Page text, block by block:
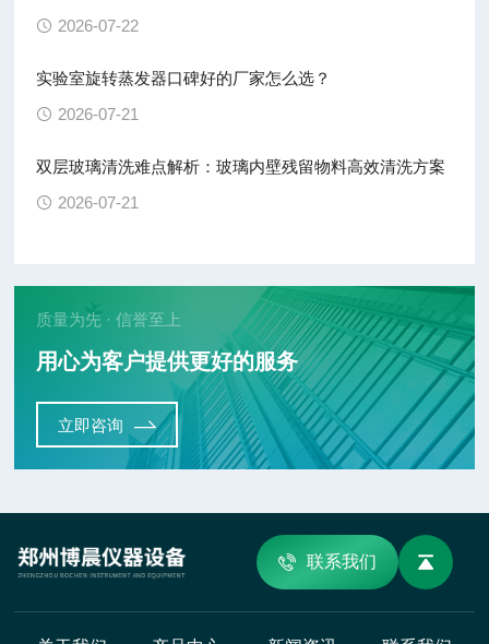
2026-07-22
实验室旋转蒸发器口碑好的厂家怎么选？
2026-07-21
双层玻璃清洗难点解析：玻璃内壁残留物料高效清洗方案
2026-07-21
质量为先 · 信誉至上
用心为客户提供更好的服务
立即咨询
联系我们